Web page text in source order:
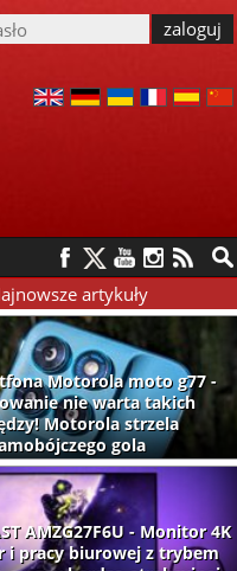
artykuły
Motorola moto g77 -
nie warta takich
Motorola strzela
gola
AMZG27F6U - Monitor 4K
i pracy biurowej z trybem